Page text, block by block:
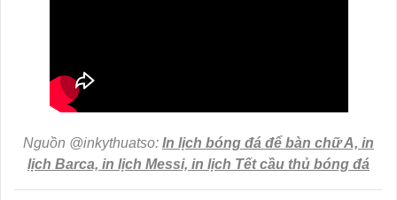
Nguồn @inkythuatso: In lịch bóng đá để bàn chữ A, in
lịch Barca, in lịch Messi, in lịch Tết cầu thủ bóng đá